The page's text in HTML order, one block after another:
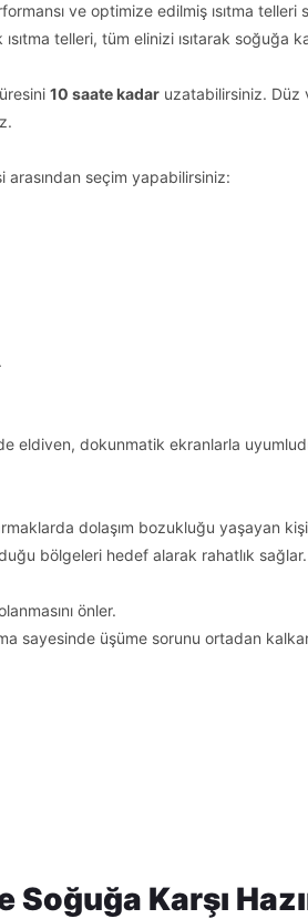
ve optimize edilmiş ısıtma telleri
telleri, tüm elinizi ısıtarak soğuğa
10 saate kadar uzatabilirsiniz. Düz
arasından seçim yapabilirsiniz:
eldiven, dokunmatik ekranlarla
dolaşım bozukluğu yaşayan
bölgeleri hedef alarak rahatlık sağlar.
önler.
sayesinde üşüme sorunu ortadan
Karşı